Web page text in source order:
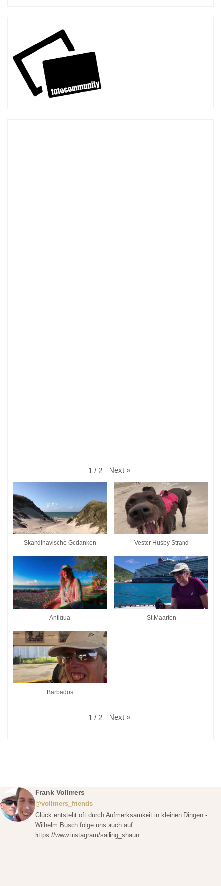
1 / 2 Next »
Skandinavische Gedanken Vester Husby Strand
Antigua St.Maarten
Barbados
1 / 2 Next »
Frank Vollmers
@vollmers_friends
Glück entsteht oft durch Aufmerksamkeit in kleinen Dingen -
Wilhelm Busch folge uns auch auf
https://www.instagram/sailing_shaun